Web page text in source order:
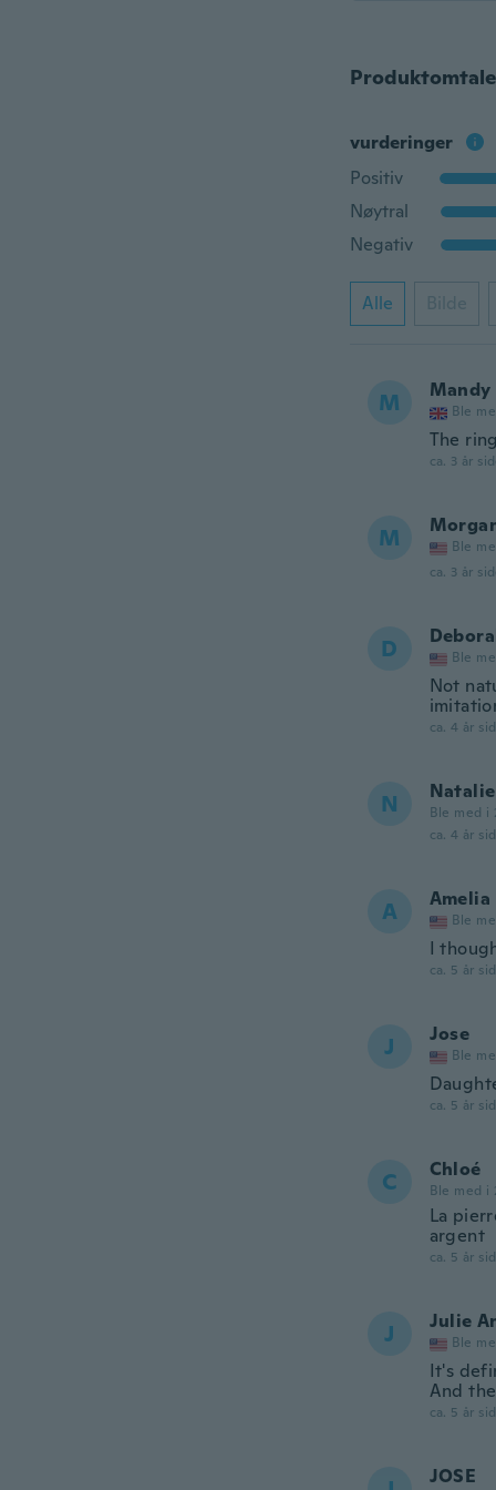
vurderinger
Positiv
Nøytral
Negativ
Alle Bilde
M Mandy
Ble
The
ca. 3 år
M Ble
ca. 3 år
D Ble
Not
ca. 4 år
N Natalie
Ble med i
ca. 4 år
A Amelia
Ble
I
ca. 5 år
J Jose
Ble
ca. 5 år
C Chloé
Ble med i
La
argent
ca. 5 år
J Julie
Ble
It's
And
ca. 5 år
JOSE